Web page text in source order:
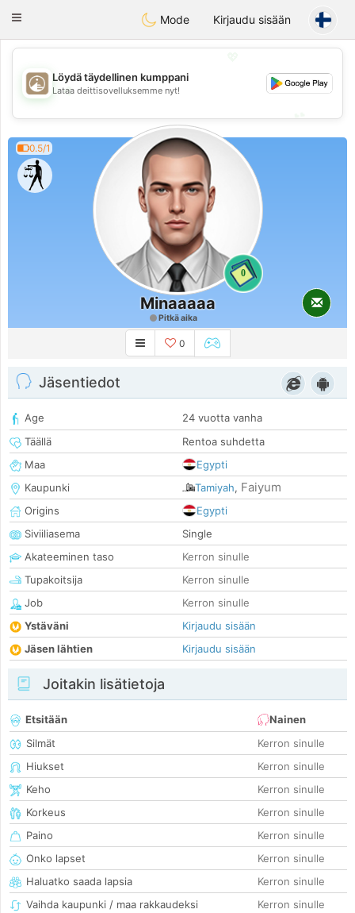
Bahebik
Toggle
Mode Kirjaudu sisään
💖
💕
Löydä täydellinen kumppani
Lataa deittisovelluksemme nyt!
0.5/1
0
Minaaaaa
Pitkä aika
0
Jäsentiedot
Age
24 vuotta vanha
Täällä
Rentoa suhdetta
Maa
Egypti
Kaupunki
Tamiyah, Faiyum
Origins
Egypti
Siviiliasema
Single
Akateeminen taso
Kerron sinulle
Tupakoitsija
Kerron sinulle
Job
Kerron sinulle
Ystäväni
Kirjaudu sisään
Jäsen lähtien
Kirjaudu sisään
Joitakin lisätietoja
Etsitään
Nainen
Silmät
Kerron sinulle
Hiukset
Kerron sinulle
Keho
Kerron sinulle
Korkeus
Kerron sinulle
Paino
Kerron sinulle
Onko lapset
Kerron sinulle
Haluatko saada lapsia
Kerron sinulle
Vaihda kaupunki / maa rakkaudeksi
Kerron sinulle